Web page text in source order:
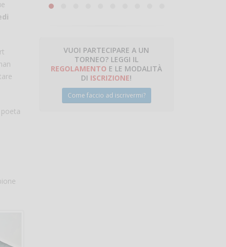
VUOI PARTECIPARE A UN
TORNEO? LEGGI IL
REGOLAMENTO E LE MODALITÀ
DI ISCRIZIONE!
Come faccio ad iscrivermi?